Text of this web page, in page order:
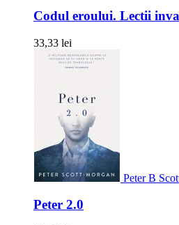
Codul eroului. Lectii
33,33 lei
Peter B
Peter 2.0